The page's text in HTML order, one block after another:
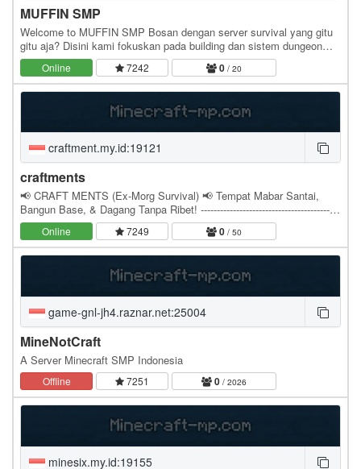
MUFFIN SMP
Welcome to MUFFIN SMP Bosan dengan server survival yang gitu
gitu aja? Disini kami fokuskan pada building dan sistem dungeon
yang dapat memberikan keseruan dalam bermain…
Online 7242 0 / 20
craftment.my.id:19121
craftments
📢 CRAFT MENTS (Ex-Morg Survival) 📢 Tempat Mabar Santai,
Bangun Base, & Dagang Tanpa Ribet! -------------------------------------------
------- Mencari server Minecraft…
Online 7249 0 / 50
game-gnl-jh4.raznar.net:25004
MineNotCraft
A Server Minecraft SMP Indonesia
Offline 7251 0 / 2026
minesix.my.id:19155